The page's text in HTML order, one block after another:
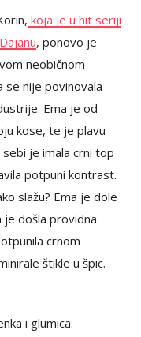
koja je u hit seriji
, ponovo je
neobičnom
se nije povinovala
Ema je od
kose, te je plavu
je imala crni top
potpuni kontrast.
slažu? Ema je dole
je došla providna
crnom
štikle u špic.
i glumica: